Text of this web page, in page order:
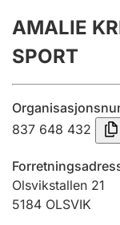
Innsending og
Tinglysing
Jeger
Betaling og
AMALIE
SPORT
837 648 432
Olsvikstallen 21
5184 OLSVIK